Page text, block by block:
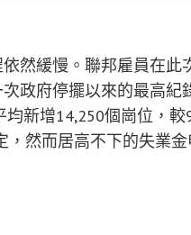
然緩慢。聯邦雇員在此
政府停擺以來的最高紀
新增14,250個崗位，較
，然而居高不下的失業